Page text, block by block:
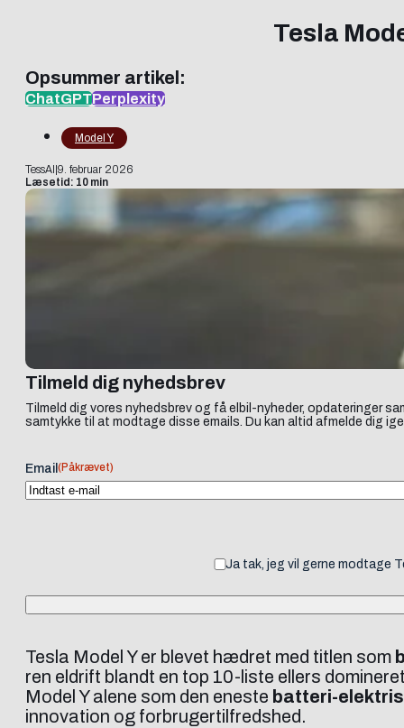
Tesla
Opsummer artikel:
ChatGPTPerplexity
Model Y
TessAI 9. februar 2026
Læsetid: 10 min
Tilmeld dig nyhedsbrev
Tilmeld dig vores nyhedsbrev og få elbil-nyheder, opdateringer
samtykke til at modtage disse emails. Du kan altid afmelde dig
Email (Påkrævet)
Ja tak, jeg vil gerne modtage
Tesla Model Y er blevet hædret med titlen som
ren eldrift blandt en top 10-liste ellers
Model Y alene som den eneste batteri-
innovation og forbrugertilfredshed.